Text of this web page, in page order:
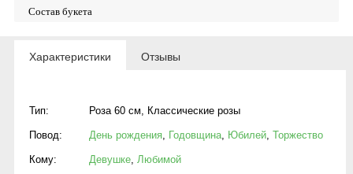
Состав букета
Характеристики Отзывы
Тип: Роза 60 см, Классические розы
Повод: День рождения, Годовщина, Юбилей, Торжество
Кому: Девушке, Любимой